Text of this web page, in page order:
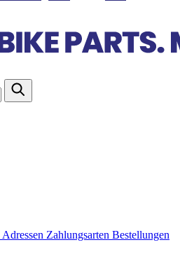
Adressen Zahlungsarten Bestellungen